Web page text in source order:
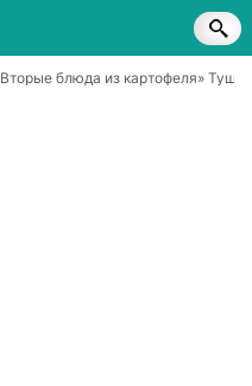
Вторые блюда из картофеля»